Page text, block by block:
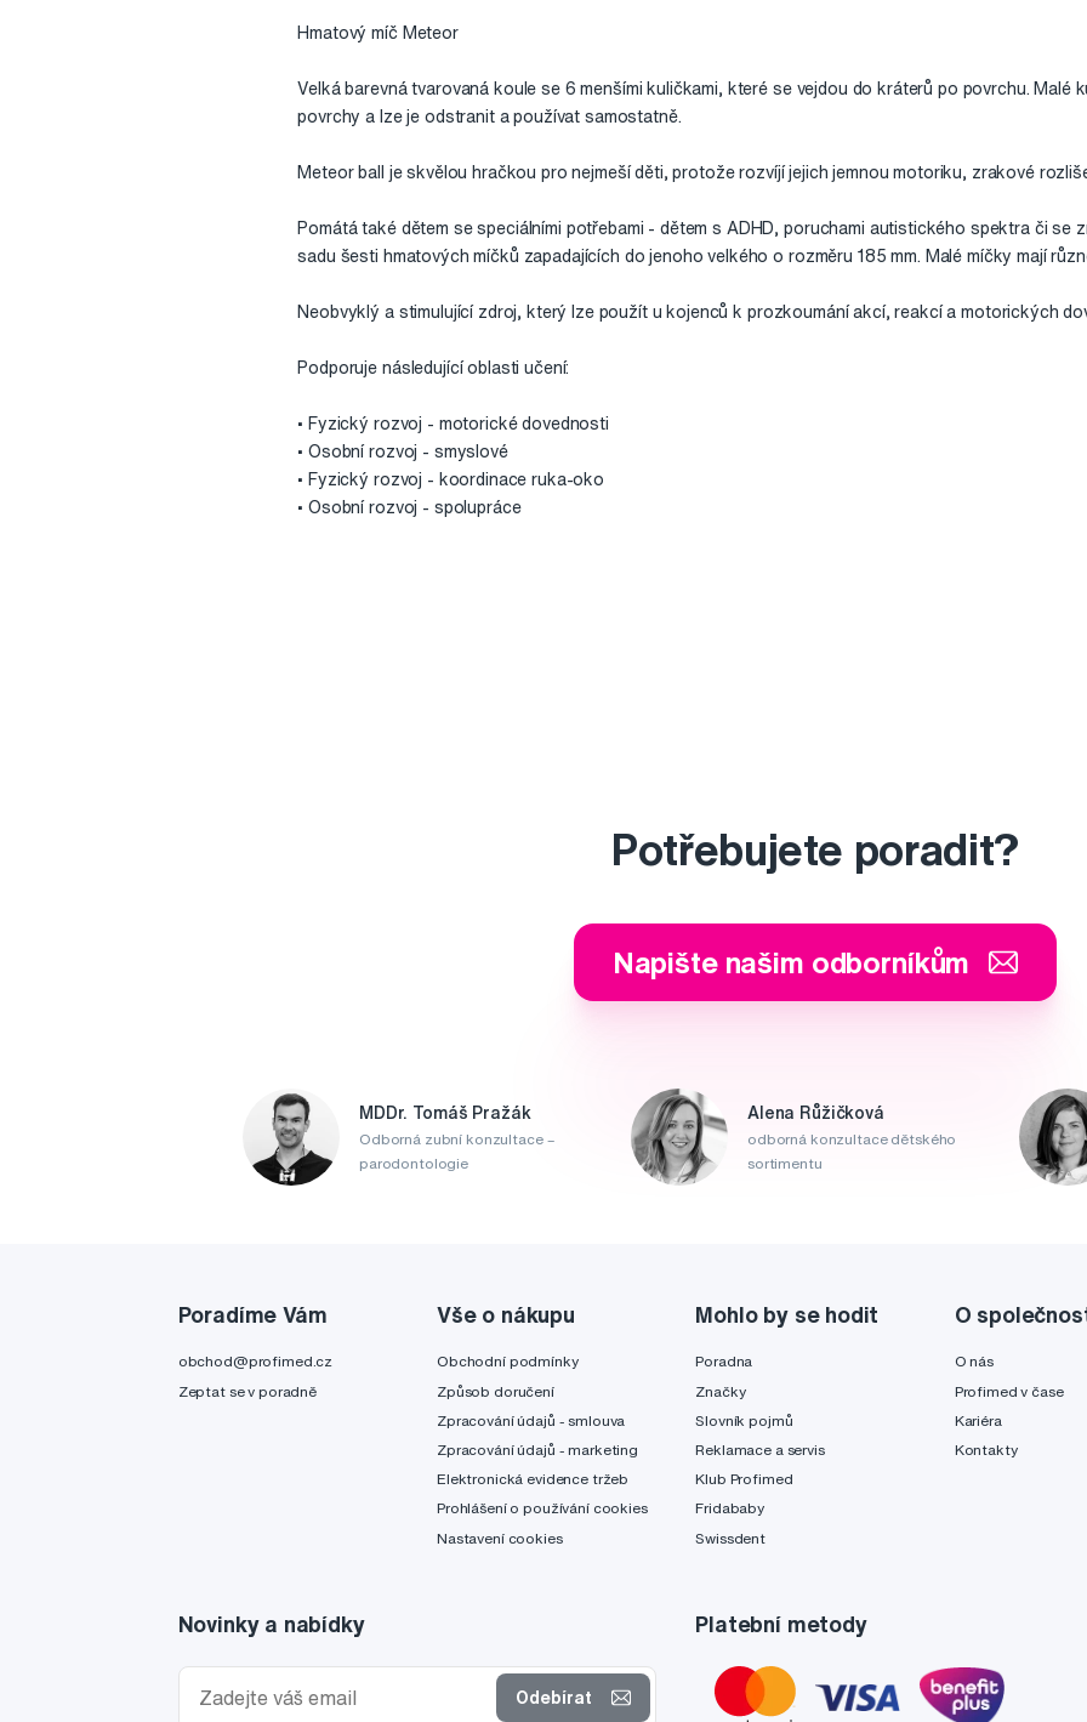
Hmatový míč Meteor
Velká barevná tvarovaná koule se 6 menšími kuličkami, které se vejdou do kráterů po povrchu. Malé
povrchy a lze je odstranit a používat samostatně.
Meteor ball je skvělou hračkou pro nejmeší děti, protože rozvíjí jejich jemnou motoriku, zrakové
Pomátá také dětem se speciálními potřebami - dětem s ADHD, poruchami autistického spektra či se
sadu šesti hmatových míčků zapadajících do jenoho velkého o rozměru 185 mm. Malé míčky mají
Neobvyklý a stimulující zdroj, který lze použít u kojenců k prozkoumání akcí, reakcí a motorických
Podporuje následující oblasti učení:
• Fyzický rozvoj - motorické dovednosti
• Osobní rozvoj - smyslové
• Fyzický rozvoj - koordinace ruka-oko
• Osobní rozvoj - spolupráce
Potřebujete poradit?
Napište našim odborníkům
MDDr. Tomáš Pražák
Odborná zubní konzultace –
parodontologie
Alena Růžičková
odborná konzultace dětského
sortimentu
Poradíme Vám
obchod@profimed.cz
Zeptat se v poradně
Vše o nákupu
Obchodní podmínky
Způsob doručení
Zpracování údajů - smlouva
Zpracování údajů - marketing
Elektronická evidence tržeb
Prohlášení o používání cookies
Nastavení cookies
Mohlo by se hodit
Poradna
Značky
Slovník pojmů
Reklamace a servis
Klub Profimed
Fridababy
Swissdent
O
O nás
Profimed v čase
Kariéra
Kontakty
Novinky a nabídky
Odebírat
Platební metody